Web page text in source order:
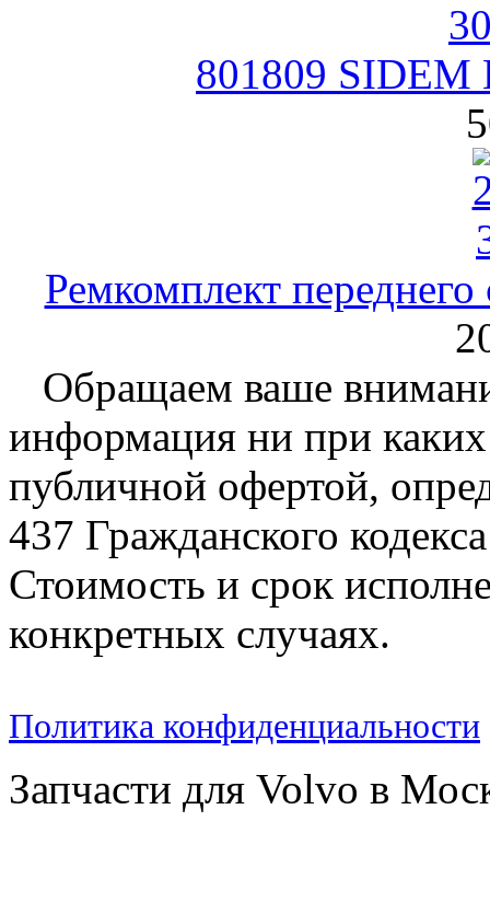
801809 SIDEM
Ремкомплект
Обращаем ваше
информация ни при каких
публичной офертой,
437 Гражданского
Стоимость и срок
конкретных случаях.
Политика конфиденциальности
Запчасти для Volvo в